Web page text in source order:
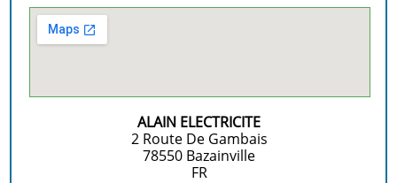
ALAIN ELECTRICITE
2 Route De Gambais
78550 Bazainville
FR